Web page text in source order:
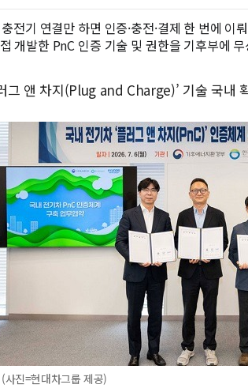
전기 연결만 하면 인증·충전·결제 한 번에 이
개발한 PnC 인증 기술 및 권한을 기후부에
그 앤 차지(Plug and Charge)’ 기술 국내
진=현대차그룹 제공)